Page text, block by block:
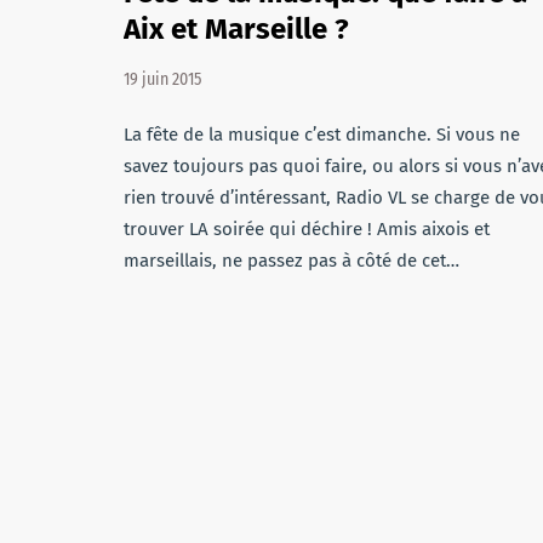
Aix et Marseille ?
19 juin 2015
La fête de la musique c’est dimanche. Si vous ne
savez toujours pas quoi faire, ou alors si vous
rien trouvé d’intéressant, Radio VL se charge de
trouver LA soirée qui déchire ! Amis aixois et
marseillais, ne passez pas à côté de cet…